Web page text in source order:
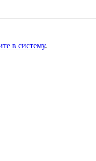
в систему.